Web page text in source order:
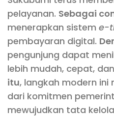
pelayanan. Sebagai
menerapkan sistem e-
pembayaran digital.
pengunjung dapat
lebih mudah, cepat,
itu, langkah modern ini
dari komitmen
mewujudkan tata